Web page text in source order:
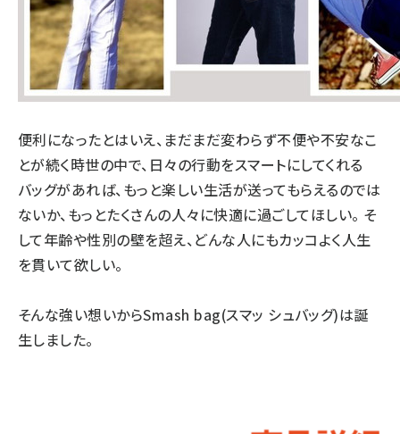
便利になったとはいえ、まだまだ変わらず不便や不安なこ
とが続く時世の中で、日々の行動をスマートにしてくれる
バッグがあれば、もっと楽しい生活が送ってもらえるのでは
ないか、もっとたくさんの人々に快適に過ごしてほしい。 そ
して年齢や性別の壁を超え、どんな人にもカッコよく人生
を貫いて欲しい。
そんな強い想いからSmash bag(スマッ シュバッグ)は誕
生しました。